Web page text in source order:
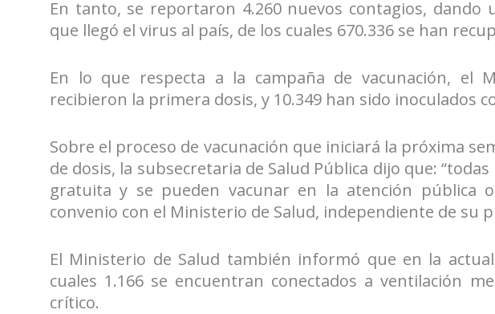
En tanto, se reportaron 4.260 nuevos contagios, dando
que llegó el virus al país, de los cuales 670.336 se han
En lo que respecta a la campaña de vacunación, el
recibieron la primera dosis, y 10.349 han sido inoculados
Sobre el proceso de vacunación que iniciará la próxima
de dosis, la subsecretaria de Salud Pública dijo que:
gratuita y se pueden vacunar en la atención pública
convenio con el Ministerio de Salud, independiente de su
El Ministerio de Salud también informó que en la
cuales 1.166 se encuentran conectados a ventilación
crítico.